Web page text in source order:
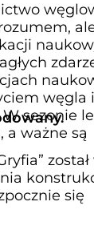
węgla i
sezonie
a ważne są
został
się